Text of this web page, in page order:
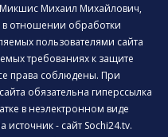
Микшис Михаил Михайлович,
отношении обработки
пользователями сайта
требованиях к защите
права соблюдены. При
обязательна гиперссылка
в неэлектронном виде
источник - сайт Sochi24.tv.